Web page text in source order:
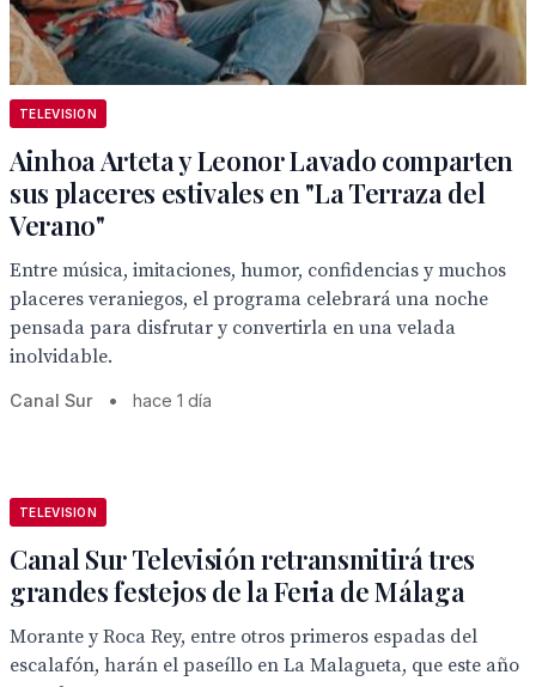
TELEVISION
Ainhoa Arteta y Leonor Lavado comparten
sus placeres estivales en "La Terraza del
Verano"
Entre música, imitaciones, humor, confidencias y muchos
placeres veraniegos, el programa celebrará una noche
pensada para disfrutar y convertirla en una velada
inolvidable.
Canal Sur • hace 1 día
TELEVISION
Canal Sur Televisión retransmitirá tres
grandes festejos de la Feria de Málaga
Morante y Roca Rey, entre otros primeros espadas del
escalafón, harán el paseíllo en La Malagueta, que este año